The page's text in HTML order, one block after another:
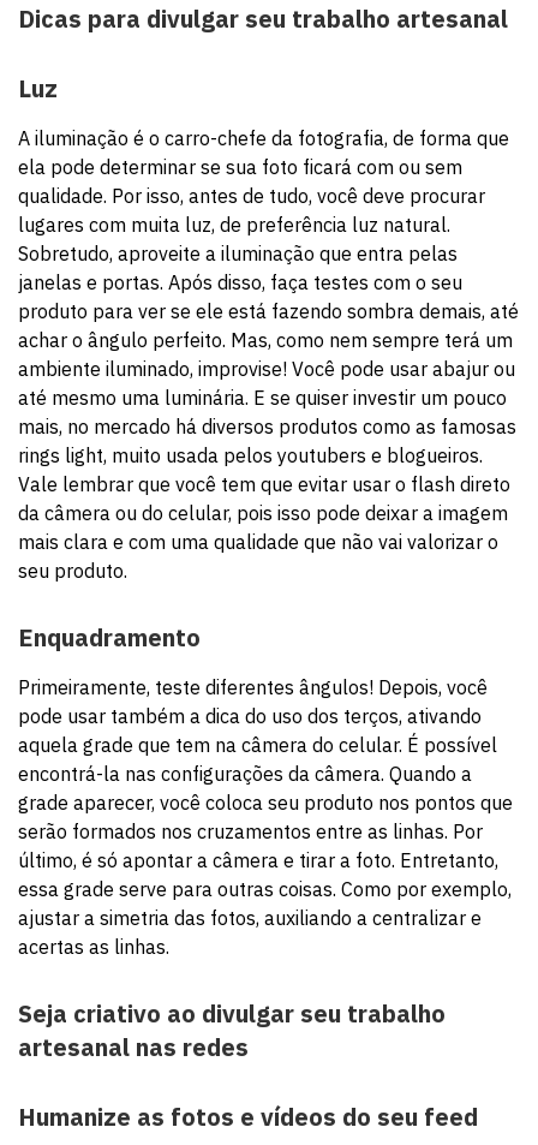
Dicas para divulgar seu trabalho artesanal
Luz
A iluminação é o carro-chefe da fotografia, de forma que
ela pode determinar se sua foto ficará com ou sem
qualidade. Por isso, antes de tudo, você deve procurar
lugares com muita luz, de preferência luz natural.
Sobretudo, aproveite a iluminação que entra pelas
janelas e portas. Após disso, faça testes com o seu
produto para ver se ele está fazendo sombra demais, até
achar o ângulo perfeito. Mas, como nem sempre terá um
ambiente iluminado, improvise! Você pode usar abajur ou
até mesmo uma luminária. E se quiser investir um pouco
mais, no mercado há diversos produtos como as famosas
rings light, muito usada pelos youtubers e blogueiros.
Vale lembrar que você tem que evitar usar o flash direto
da câmera ou do celular, pois isso pode deixar a imagem
mais clara e com uma qualidade que não vai valorizar o
seu produto.
Enquadramento
Primeiramente, teste diferentes ângulos! Depois, você
pode usar também a dica do uso dos terços, ativando
aquela grade que tem na câmera do celular. É possível
encontrá-la nas configurações da câmera. Quando a
grade aparecer, você coloca seu produto nos pontos que
serão formados nos cruzamentos entre as linhas. Por
último, é só apontar a câmera e tirar a foto. Entretanto,
essa grade serve para outras coisas. Como por exemplo,
ajustar a simetria das fotos, auxiliando a centralizar e
acertas as linhas.
Seja criativo ao divulgar seu trabalho
artesanal nas redes
Humanize as fotos e vídeos do seu feed